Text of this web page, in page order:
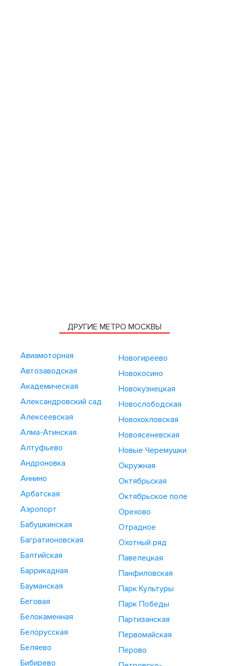
ДРУГИЕ МЕТРО МОСКВЫ
Авиамоторная
Автозаводская
Академическая
Александровский сад
Алексеевская
Алма-Атинская
Алтуфьево
Андроновка
Аннино
Арбатская
Аэропорт
Бабушкинская
Багратионовская
Балтийская
Баррикадная
Бауманская
Беговая
Белокаменная
Белорусская
Беляево
Бибирево
Новогиреево
Новокосино
Новокузнецкая
Новослободская
Новохохловская
Новоясеневская
Новые Черемушки
Окружная
Октябрьская
Октябрьское поле
Орехово
Отрадное
Охотный ряд
Павелецкая
Панфиловская
Парк Культуры
Парк Победы
Партизанская
Первомайская
Перово